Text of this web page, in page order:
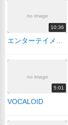
no image
10:36
no image
5:01
VOCALOID